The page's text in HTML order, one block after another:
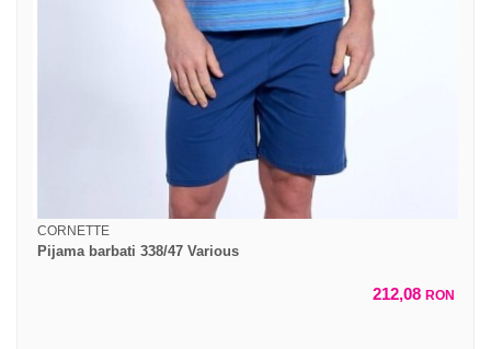
CORNETTE
Pijama barbati 338/47 Various
212,08 RON